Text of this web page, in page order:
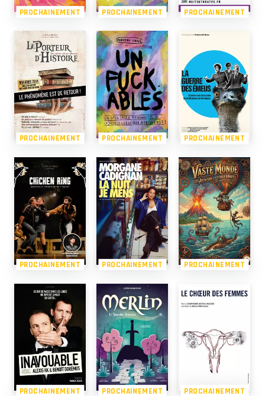
PROCHAINEMENT PROCHAINEMENT PROCHAINEMENT
PROCHAINEMENT PROCHAINEMENT PROCHAINEMENT
PROCHAINEMENT PROCHAINEMENT PROCHAINEMENT
PROCHAINEMENT PROCHAINEMENT PROCHAINEMENT